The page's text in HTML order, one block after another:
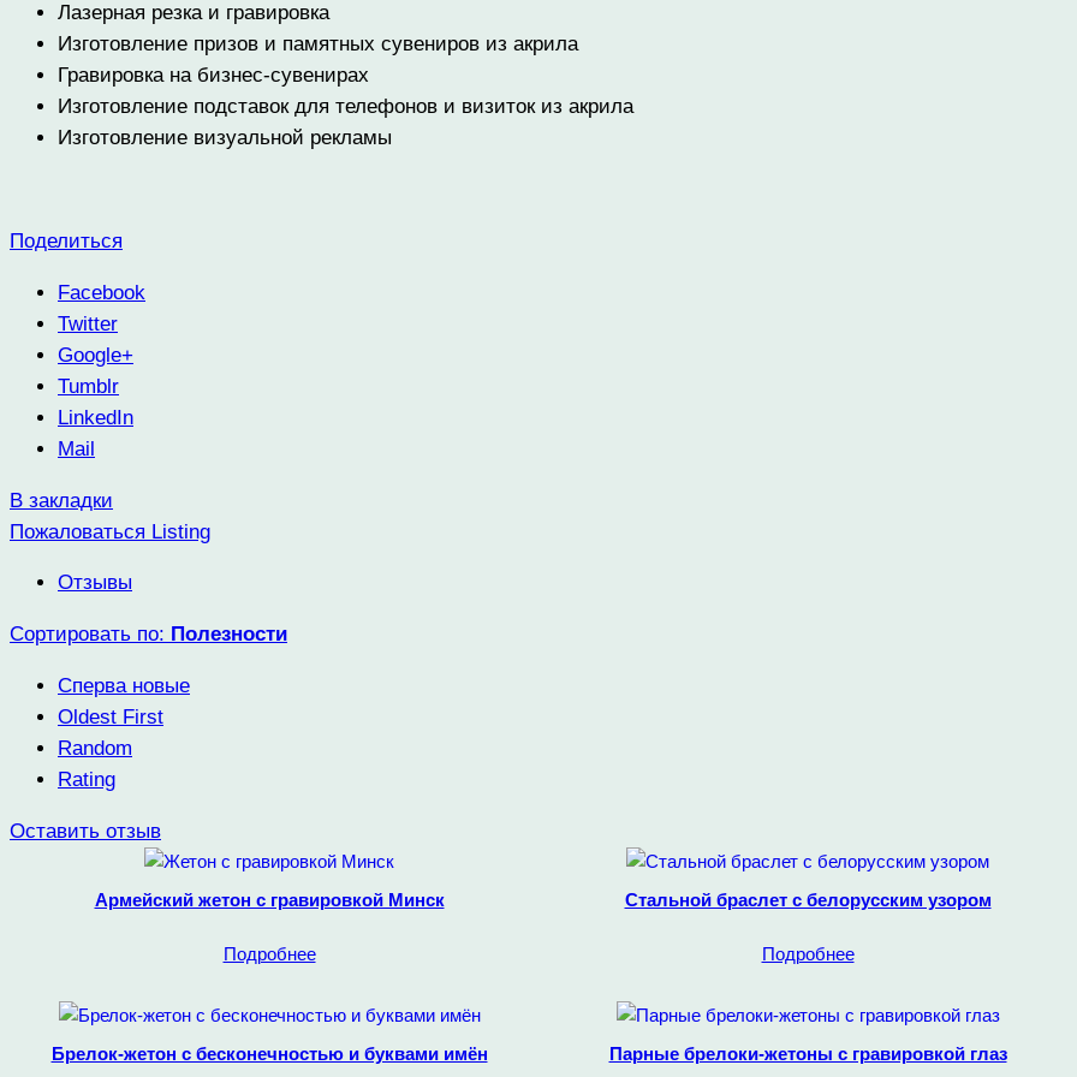
Лазерная резка и гравировка
Изготовление призов и памятных сувениров из акрила
Гравировка на бизнес-сувенирах
Изготовление подставок для телефонов и визиток из акрила
Изготовление визуальной рекламы
Поделиться
Facebook
Twitter
Google+
Tumblr
LinkedIn
Mail
В закладки
Пожаловаться Listing
Отзывы
Сортировать по: Полезности
Сперва новые
Oldest First
Random
Rating
Оставить отзыв
Армейский жетон с гравировкой Минск
Подробнее
Стальной браслет с белорусским узором
Подробнее
Брелок-жетон с бесконечностью и буквами имён Парные брелоки-жетоны с гравировкой глаз